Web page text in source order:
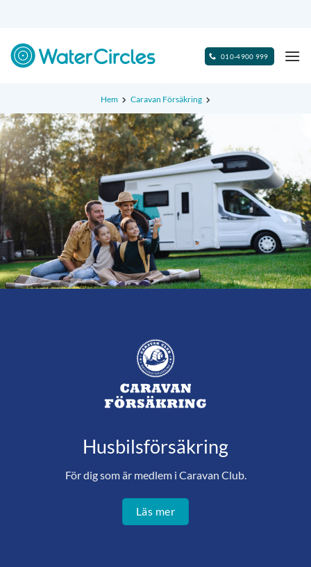
content
010-4900 999
Hem Caravan Försäkring
Husbilsförsäkring
För dig som är medlem i Caravan Club.
Läs mer